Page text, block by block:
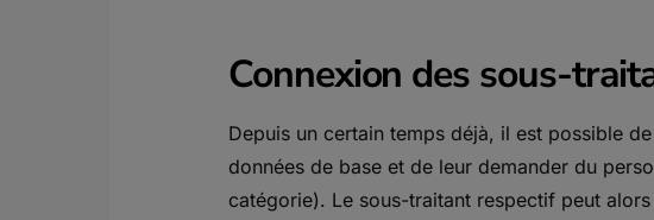
Connexion des sous-
Depuis un certain temps déjà, il est possible
données de base et de leur demander du
catégorie). Le sous-traitant respectif peut